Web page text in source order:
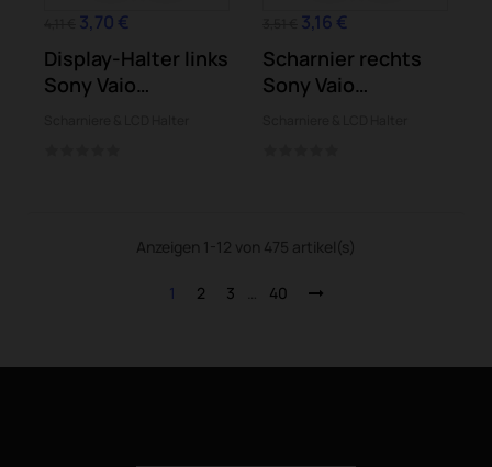
3,70 €
Display-Halter links
Sony Vaio
3,16 €
Scharnier rechts
Sony Vaio
Anzeigen 1-12 von 475 artikel(s)
1 2 3 40